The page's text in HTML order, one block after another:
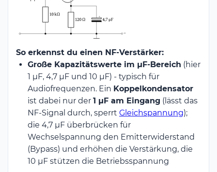
So erkennst du einen NF-Verstärker:
Große Kapazitätswerte im µF-Bereich (hier
1 µF, 4,7 µF und 10 µF) - typisch für
Audiofrequenzen. Ein Koppelkondensator
ist dabei nur der 1 µF am Eingang (lässt das
NF-Signal durch, sperrt Gleichspannung);
die 4,7 µF überbrücken für
Wechselspannung den Emitterwiderstand
(Bypass) und erhöhen die Verstärkung, die
10 µF stützen die Betriebsspannung